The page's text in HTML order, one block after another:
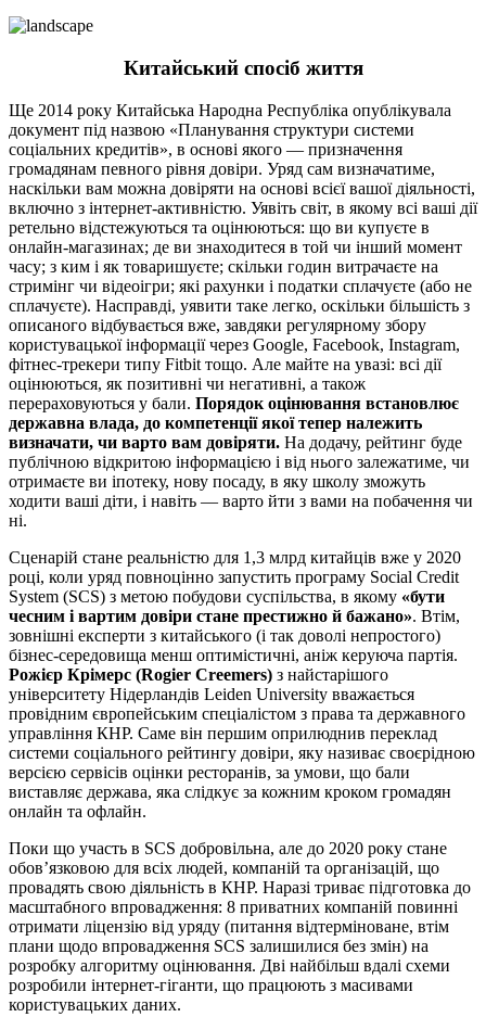
Китайський спосіб життя
Ще 2014 року Китайська Народна Республіка опублікувала
документ під назвою «Планування структури системи
соціальних кредитів», в основі якого — призначення
громадянам певного рівня довіри. Уряд сам визначатиме,
наскільки вам можна довіряти на основі всієї вашої діяльності,
включно з інтернет-активністю. Уявіть світ, в якому всі ваші дії
ретельно відстежуються та оцінюються: що ви купуєте в
онлайн-магазинах; де ви знаходитеся в той чи інший момент
часу; з ким і як товаришуєте; скільки годин витрачаєте на
стримінг чи відеоігри; які рахунки і податки сплачуєте (або не
сплачуєте). Насправді, уявити таке легко, оскільки більшість з
описаного відбувається вже, завдяки регулярному збору
користувацької інформації через Google, Facebook, Instagram,
фітнес-трекери типу Fitbit тощо. Але майте на увазі: всі дії
оцінюються, як позитивні чи негативні, а також
перераховуються у бали. Порядок оцінювання встановлює
державна влада, до компетенції якої тепер належить
визначати, чи варто вам довіряти. На додачу, рейтинг буде
публічною відкритою інформацією і від нього залежатиме, чи
отримаєте ви іпотеку, нову посаду, в яку школу зможуть
ходити ваші діти, і навіть — варто йти з вами на побачення чи
ні.
Сценарій стане реальністю для 1,3 млрд китайців вже у 2020
році, коли уряд повноцінно запустить програму Social Credit
System (SCS) з метою побудови суспільства, в якому «бути
чесним і вартим довіри стане престижно й бажано». Втім,
зовнішні експерти з китайського (і так доволі непростого)
бізнес-середовища менш оптимістичні, аніж керуюча партія.
Рожієр Крімерс (Rogier Creemers) з найстарішого
університету Нідерландів Leiden University вважається
провідним європейським спеціалістом з права та державного
управління КНР. Саме він першим оприлюднив переклад
системи соціального рейтингу довіри, яку називає своєрідною
версією сервісів оцінки ресторанів, за умови, що бали
виставляє держава, яка слідкує за кожним кроком громадян
онлайн та офлайн.
Поки що участь в SCS добровільна, але до 2020 року стане
обов’язковою для всіх людей, компаній та організацій, що
провадять свою діяльність в КНР. Наразі триває підготовка до
масштабного впровадження: 8 приватних компаній повинні
отримати ліцензію від уряду (питання відтерміноване, втім
плани щодо впровадження SCS залишилися без змін) на
розробку алгоритму оцінювання. Дві найбільш вдалі схеми
розробили інтернет-гіганти, що працюють з масивами
користувацьких даних.